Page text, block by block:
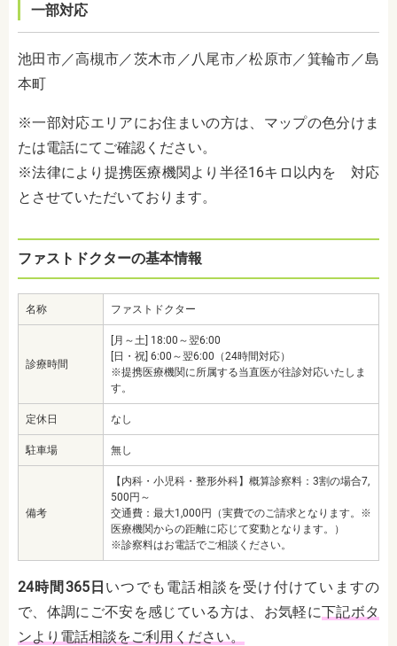
一部対応
池田市／高槻市／茨木市／八尾市／松原市／箕輪市／島
本町
※一部対応エリアにお住まいの方は、マップの色分けま
たは電話にてご確認ください。
※法律により提携医療機関より半径16キロ以内を 対応
とさせていただいております。
ファストドクターの基本情報
名称 ファストドクター
診療時間
[月～土] 18:00～翌6:00
[日・祝] 6:00～翌6:00（24時間対応）
※提携医療機関に所属する当直医が往診対応いたしま
す。
定休日 なし
駐車場 無し
備考
【内科・小児科・整形外科】概算診察料：3割の場合7,
500円～
交通費：最大1,000円（実費でのご請求となります。※
医療機関からの距離に応じて変動となります。）
※診察料はお電話でご相談ください。
24時間365日 いつでも電話相談を受け付けていますの
で、体調にご不安を感じている方は、お気軽に下記ボタ
ンより電話相談をご利用ください。